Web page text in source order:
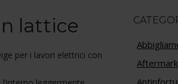
lattice
per i lavori elettrici con